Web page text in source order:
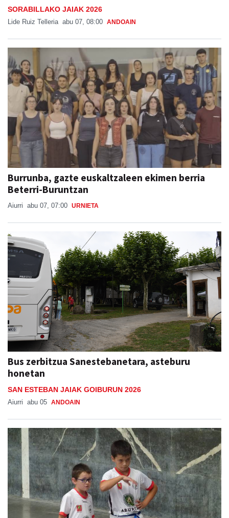
SORABILLAKO JAIAK 2026
Lide Ruiz Telleria abu 07, 08:00 ANDOAIN
Burrunba, gazte euskaltzaleen ekimen berria
Beterri-Buruntzan
Aiurri abu 07, 07:00 URNIETA
Bus zerbitzua Sanestebanetara, asteburu
honetan
SAN ESTEBAN JAIAK GOIBURUN 2026
Aiurri abu 05 ANDOAIN